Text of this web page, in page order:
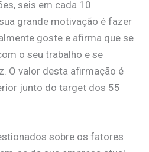
seis em cada 10
grande motivação é fazer
goste e afirma que se
o seu trabalho e se
O valor desta afirmação é
junto do target dos 55
sobre os fatores